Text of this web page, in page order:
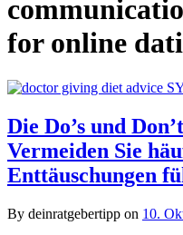
for online
Die Do’s und
Vermeiden Sie
Enttäuschungen
By deinratgebertipp on 10.